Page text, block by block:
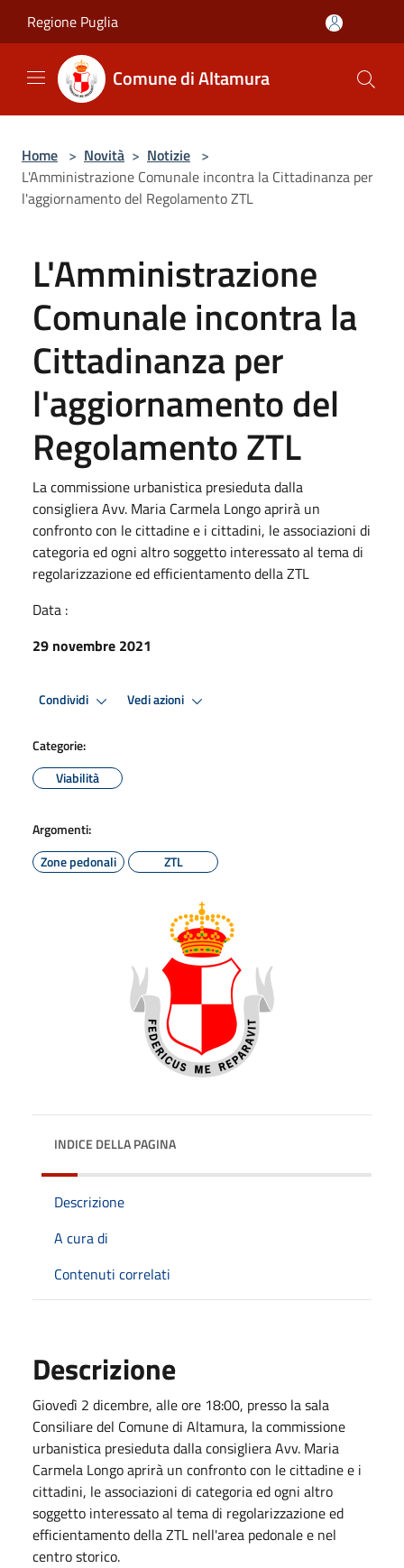
Regione Puglia
Comune di Altamura
Home > Novità > Notizie >
L'Amministrazione Comunale incontra la Cittadinanza per
l'aggiornamento del Regolamento ZTL
L'Amministrazione
Comunale incontra la
Cittadinanza per
l'aggiornamento del
Regolamento ZTL
La commissione urbanistica presieduta dalla
consigliera Avv. Maria Carmela Longo aprirà un
confronto con le cittadine e i cittadini, le associazioni di
categoria ed ogni altro soggetto interessato al tema di
regolarizzazione ed efficientamento della ZTL
Data :
29 novembre 2021
Condividi Vedi azioni
Categorie:
Viabilità
Argomenti:
Zone pedonali
ZTL
INDICE DELLA PAGINA
Descrizione
A cura di
Contenuti correlati
Descrizione
Giovedì 2 dicembre, alle ore 18:00, presso la sala
Consiliare del Comune di Altamura, la commissione
urbanistica presieduta dalla consigliera Avv. Maria
Carmela Longo aprirà un confronto con le cittadine e i
cittadini, le associazioni di categoria ed ogni altro
soggetto interessato al tema di regolarizzazione ed
efficientamento della ZTL nell'area pedonale e nel
centro storico.